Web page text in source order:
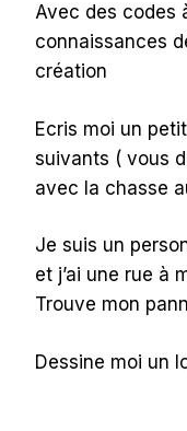
Avec des codes
connaissances
création
Ecris moi un
suivants ( vous
avec la chasse
Je suis un
et j’ai une rue à
Trouve mon
Dessine moi un